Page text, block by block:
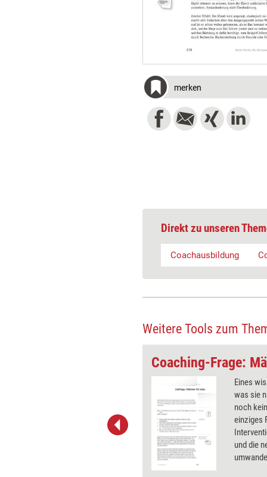
merken
Direkt zu unseren
Coachausbildung
Weitere Tools zum
bemerkt, sie überschritten zu
Coaching-Frage:
Eines
was sie
noch
einziges
und die